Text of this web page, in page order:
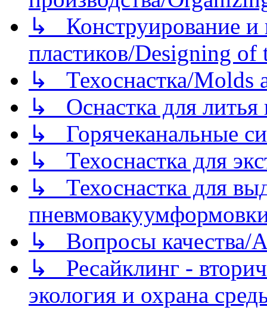
↳ Конструирование и
пластиков/Designing of
↳ Техоснастка/Molds
↳ Оснастка для литья
↳ Горячеканальные
↳ Техоснастка для
↳ Техоснастка для
↳ Вопросы качества/
↳ Ресайклинг -
экология и охрана